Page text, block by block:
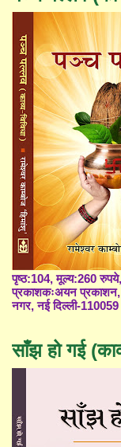
पृष्ठ:104, मूल्य:260
प्रकाशकःअयन प्रकाशन,
नगर, नई दिल्ली-110059
साँझ हो गई